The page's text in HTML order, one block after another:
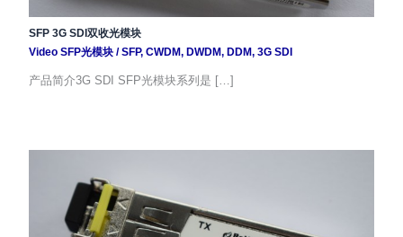
SFP 3G SDI双收光模块
Video SFP光模块/SFP, CWDM, DWDM, DDM, 3G SDI
产品简介3G SDI SFP光模块系列是 […]